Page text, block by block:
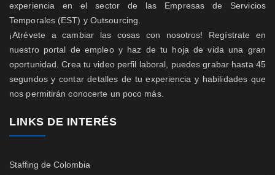
experiencia en el sector de las Empresas de Servicios
Temporales (EST) y Outsourcing.
¡Atrévete a cambiar las cosas con nosotros! Regístrate en
nuestro portal de empleo y haz de tu hoja de vida una gran
oportunidad. Crea tu video perfil laboral, puedes grabar hasta 45
segundos y contar detalles de tu experiencia y habilidades que
nos permitirán conocerte un poco más.
LINKS DE INTERÉS
Staffing de Colombia